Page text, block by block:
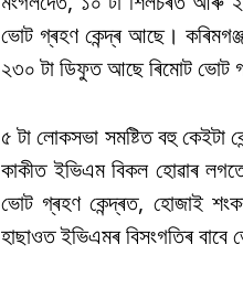
ভোট গ্ৰহণ কেন্দ্ৰ আছে।
২৩০ টা ডিফুত আছে ৰিমোট ভোট
৫ টা লোকসভা সমষ্টিত বহু
কাকীত ইভিএম বিকল হোৱাৰ
ভোট গ্ৰহণ কেন্দ্ৰত, হোজাই
হাছাওত ইভিএমৰ বিসংগতিৰ